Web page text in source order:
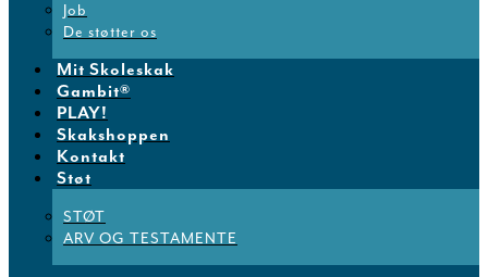
Job
De støtter os
Mit Skoleskak
Gambit®
PLAY!
Skakshoppen
Kontakt
Støt
STØT
ARV OG TESTAMENTE